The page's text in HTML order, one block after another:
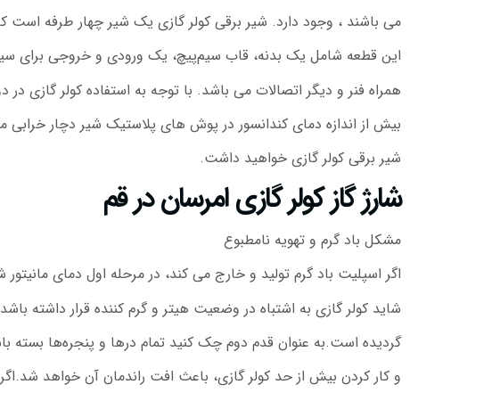
می باشند ، وجود دارد. شیر برقی کولر گازی یک شیر چهار طرفه است
این قطعه شامل یک بدنه، قاب سیم‌پیچ، یک ورودی و خروجی برای
همراه فنر و دیگر اتصالات می باشد. با توجه به استفاده کولر گازی
بیش از اندازه دمای کندانسور در پوش های پلاستیک شیر دچار
شیر برقی کولر گازی خواهید داشت.
شارژ گاز کولر گازی امرسان در قم
مشکل باد گرم و تهویه نامطبوع
اگر اسپلیت باد گرم تولید و خارج می کند، در مرحله اول دمای
شاید کولر گازی به اشتباه در وضعیت هیتر و گرم کننده قرار داشته
گردیده است.به عنوان قدم دوم چک کنید تمام درها و پنجره‌ها بسته
و کار کردن بیش از حد کولر گازی، باعث افت راندمان آن خواهد